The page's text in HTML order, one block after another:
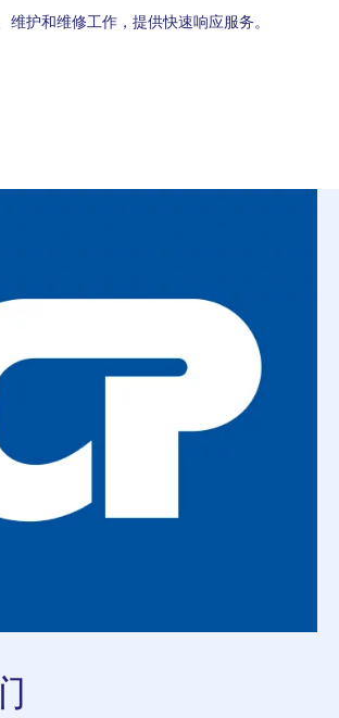
维护和维修工作，提供快速响应服务。